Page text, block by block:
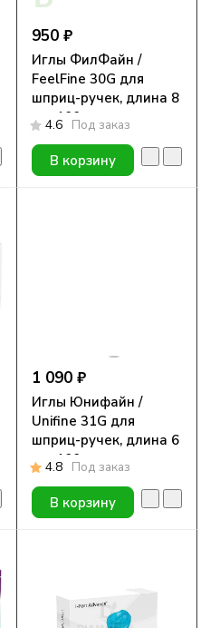
950 ₽
Иглы ФилФайн /
FeelFine 30G для
шприц-ручек, длина 8
мм, 100 шт.
4.6 Под заказ
В корзину
1 090 ₽
Иглы Юнифайн /
Unifine 31G для
шприц-ручек, длина 6
мм, 100 шт.
4.8 Под заказ
В корзину